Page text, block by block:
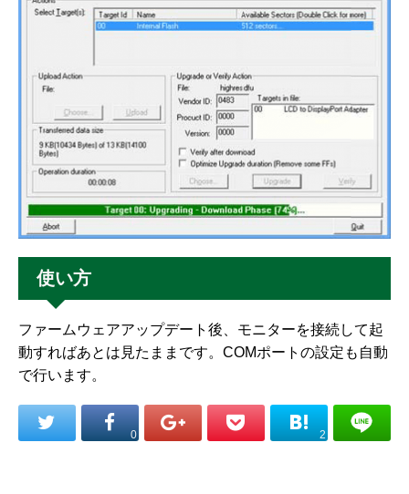
使い方
ファームウェアアップデート後、モニターを接続して起
動すればあとは見たままです。COMポートの設定も自動
で行います。
0 2